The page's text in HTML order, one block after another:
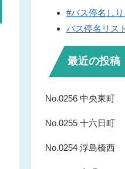
#バス停名しり
バス停名リス
最近の投稿
No.0256 中央東町
No.0255 十六日町
No.0254 浮島橋西